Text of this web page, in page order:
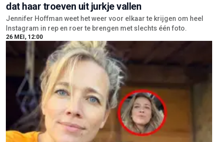
dat haar troeven uit jurkje vallen
Jennifer Hoffman weet het weer voor elkaar te krijgen om heel
Instagram in rep en roer te brengen met slechts één foto.
26 MEI, 12:00